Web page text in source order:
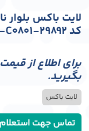
لایت باکس بلوار
کد LX-C0801-29892
برای اطلاع از
بگیرید.
لایت باکس
تماس جهت